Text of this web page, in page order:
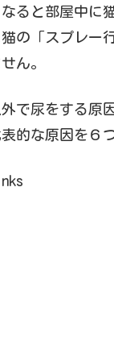
ると部屋中に
の「スプレー
ん。
で尿をする原
的な原因を６